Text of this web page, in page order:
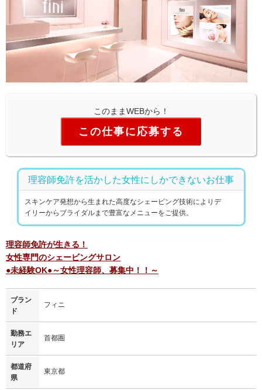
このままWEBから！
この仕事に応募する
理容師免許を活かした女性にしかできないお仕事
スキンケア発想から生まれた高度なシェービング技術によりデ
イリーからブライダルまで豊富なメニューをご提供。
理容師免許が生きる！
女性専門のシェービングサロン
●未経験OK●～女性理容師、募集中！！～
ブラン
ド
フィニ
勤務エ
リア
首都圏
都道府
県
東京都